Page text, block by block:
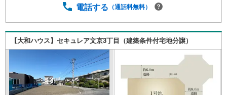
電話する （通話料無料）
【大和ハウス】セキュレア文京3丁目（建築条件付宅地分譲）